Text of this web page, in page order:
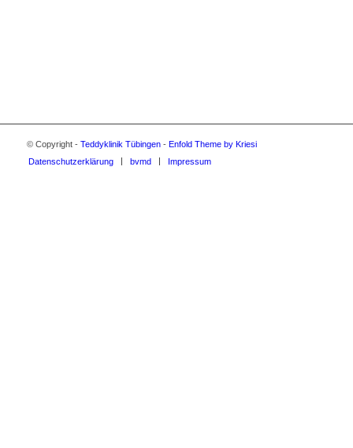
© Copyright - Teddyklinik Tübingen- Enfold Theme by Kriesi
Datenschutzerklärung
bvmd Impressum